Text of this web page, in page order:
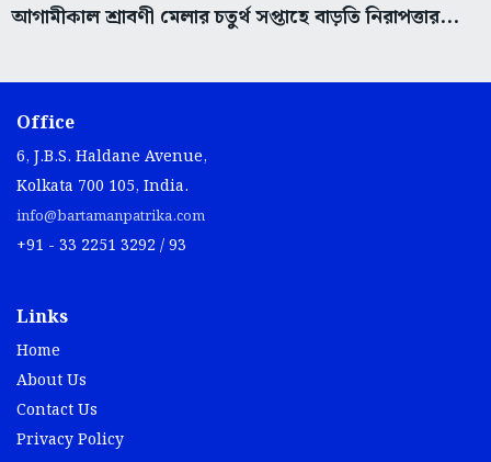
আগামীকাল শ্রাবণী মেলার চতুর্থ সপ্তাহে বাড়তি নিরাপত্তার...
Office
6, J.B.S. Haldane Avenue,
Kolkata 700 105, India.
info@bartamanpatrika.com
+91 - 33 2251 3292 / 93
Links
Home
About Us
Contact Us
Privacy Policy